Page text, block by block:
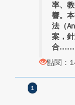
率、
響。
法（
案，
合...
點閱：
1